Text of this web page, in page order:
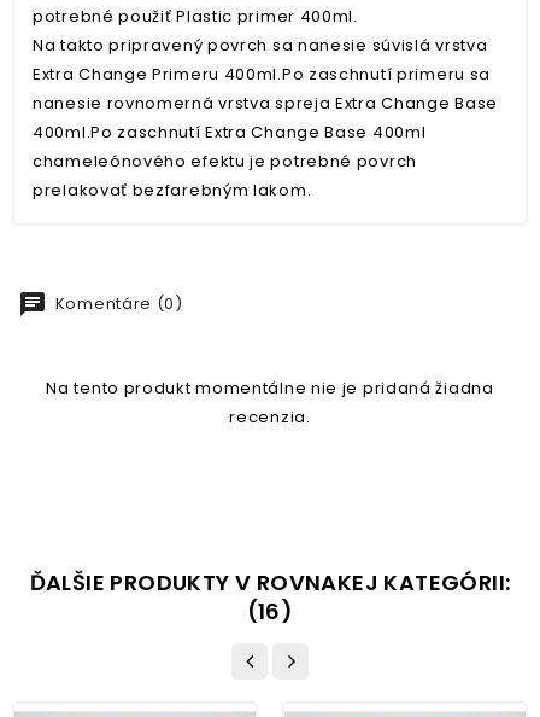
potrebné použiť Plastic primer 400ml.
Na takto pripravený povrch sa nanesie súvislá vrstva
Extra Change Primeru 400ml.Po zaschnutí primeru sa
nanesie rovnomerná vrstva spreja Extra Change Base
400ml.Po zaschnutí Extra Change Base 400ml
chameleónového efektu je potrebné povrch
prelakovať bezfarebným lakom.
chat Komentáre (0)
Na tento produkt momentálne nie je pridaná žiadna
recenzia.
ĎALŠIE PRODUKTY V ROVNAKEJ KATEGÓRII:
(16)